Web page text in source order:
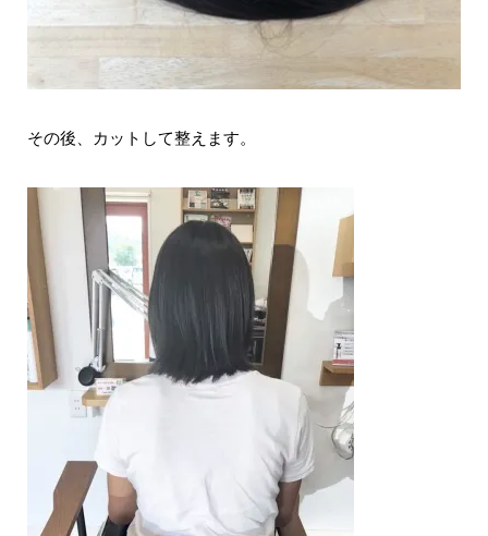
その後、カットして整えます。